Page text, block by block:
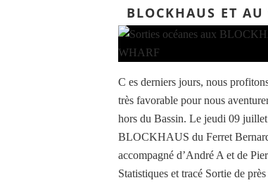
BLOCKHAUS ET AU
C es derniers jours, nous
très favorable pour nous
hors du Bassin. Le jeudi 09
BLOCKHAUS du Ferret
accompagné d’André A et de
Statistiques et tracé Sortie de